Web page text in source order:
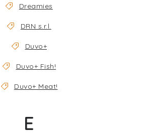
Dreamies
DRN s.r.l.
Duvo+
Duvo+ Fish!
Duvo+ Meat!
E